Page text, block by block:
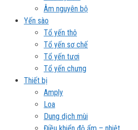
Âm nguyên bộ
Yến sào
Tổ yến thô
Tổ yến sơ chế
Tổ yến tươi
Tổ yến chưng
Thiết bị
Amply
Loa
Dung dịch mùi